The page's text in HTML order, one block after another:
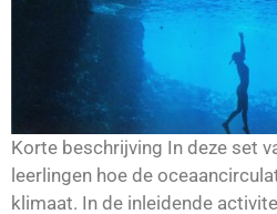
Korte beschrijving In deze set
leerlingen hoe de
klimaat. In de inleidende